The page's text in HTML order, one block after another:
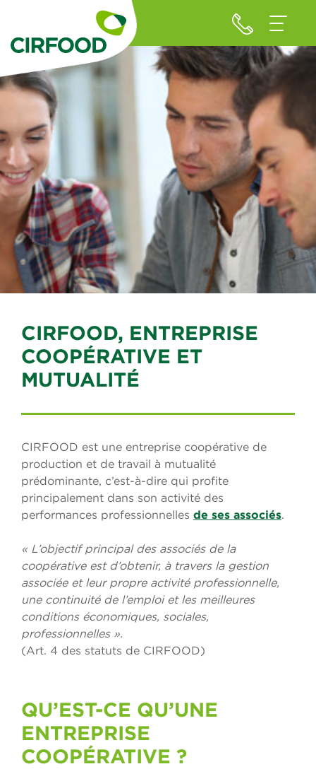
CIRFOOD, ENTREPRISE
COOPÉRATIVE ET
MUTUALITÉ
CIRFOOD est une entreprise coopérative de
production et de travail à mutualité
prédominante, c’est-à-dire qui profite
principalement dans son activité des
performances professionnelles de ses associés.
« L’objectif principal des associés de la
coopérative est d’obtenir, à travers la gestion
associée et leur propre activité professionnelle,
une continuité de l’emploi et les meilleures
conditions économiques, sociales,
professionnelles ».
(Art. 4 des statuts de CIRFOOD)
QU’EST-CE QU’UNE
ENTREPRISE
COOPÉRATIVE ?